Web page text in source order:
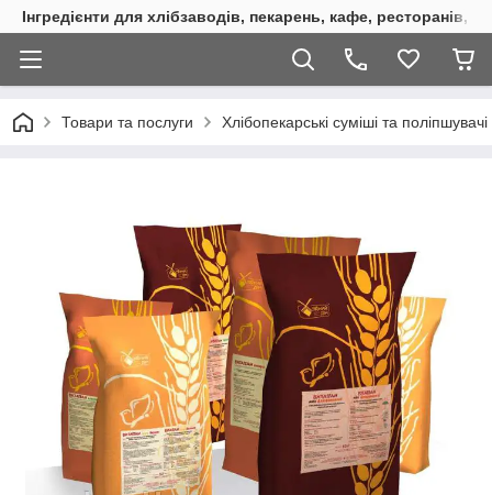
Інгредієнти для хлібзаводів, пекарень, кафе, ресторанів,
Товари та послуги Хлібопекарські суміші та